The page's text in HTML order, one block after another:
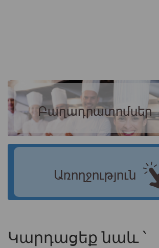
Բաղադրատոմսեր
Առողջություն
Կարդացեք նաև ՝